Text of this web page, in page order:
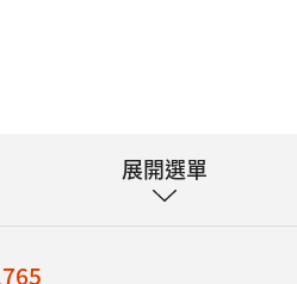
展開選單